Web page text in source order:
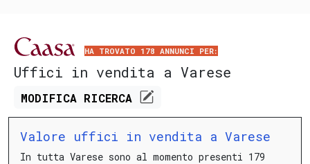
HA TROVATO 178 ANNUNCI PER:
Uffici in vendita a Varese
MODIFICA RICERCA
Valore uffici in vendita a Varese
In tutta Varese sono al momento presenti 179